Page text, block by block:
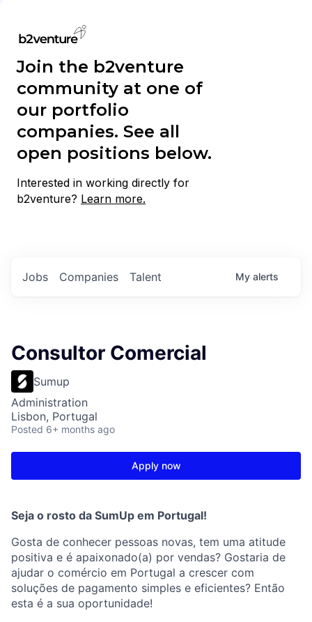
Join the b2venture
community at one of
our portfolio
companies. See all
open positions below.
Interested in working directly for
b2venture? Learn more.
Jobs Companies Talent My alerts
Consultor Comercial
Sumup
Administration
Lisbon, Portugal
Posted 6+ months ago
Apply now
Seja o rosto da SumUp em Portugal!
Gosta de conhecer pessoas novas, tem uma atitude
positiva e é apaixonado(a) por vendas? Gostaria de
ajudar o comércio em Portugal a crescer com
soluções de pagamento simples e eficientes? Então
esta é a sua oportunidade!